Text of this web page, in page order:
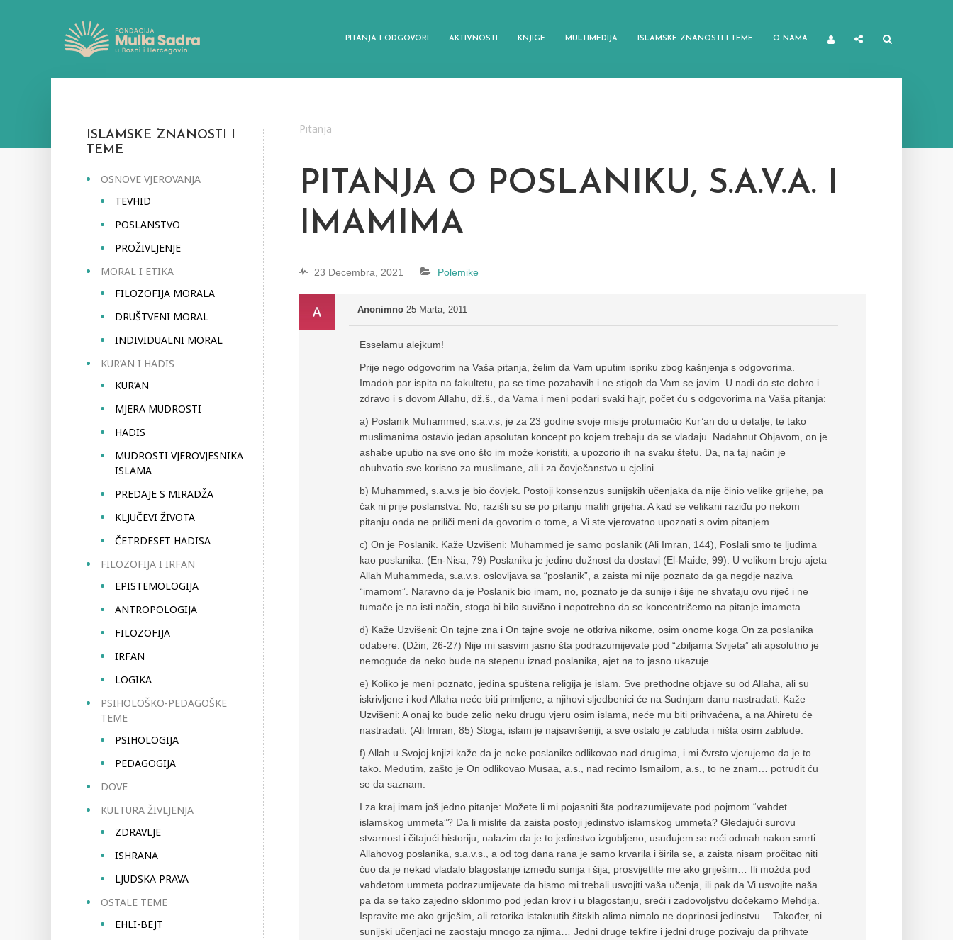
PITANJA I ODGOVORI AKTIVNOSTI KNJIGE MULTIMEDIJA ISLAMSKE ZNANOSTI I TEME O NAMA
ISLAMSKE ZNANOSTI I
TEME
OSNOVE VJEROVANJA
TEVHID
POSLANSTVO
PROŽIVLJENJE
MORAL I ETIKA
FILOZOFIJA MORALA
DRUŠTVENI MORAL
INDIVIDUALNI MORAL
KUR’AN I HADIS
KUR’AN
MJERA MUDROSTI
HADIS
MUDROSTI VJEROVJESNIKA
ISLAMA
PREDAJE S MIRADŽA
KLJUČEVI ŽIVOTA
ČETRDESET HADISA
FILOZOFIJA I IRFAN
EPISTEMOLOGIJA
ANTROPOLOGIJA
FILOZOFIJA
IRFAN
LOGIKA
PSIHOLOŠKO-PEDAGOŠKE
TEME
PSIHOLOGIJA
PEDAGOGIJA
DOVE
KULTURA ŽIVLJENJA
ZDRAVLJE
ISHRANA
LJUDSKA PRAVA
OSTALE TEME
EHLI-BEJT
Pitanja
PITANJA O POSLANIKU, S.A.V.A. I
IMAMIMA
23 Decembra, 2021 Polemike
Anonimno 25 Marta, 2011
Esselamu alejkum!
Prije nego odgovorim na Vaša pitanja, želim da Vam uputim ispriku zbog kašnjenja s odgovorima.
Imadoh par ispita na fakultetu, pa se time pozabavih i ne stigoh da Vam se javim. U nadi da ste dobro i
zdravo i s dovom Allahu, dž.š., da Vama i meni podari svaki hajr, počet ću s odgovorima na Vaša pitanja:
a) Poslanik Muhammed, s.a.v.s, je za 23 godine svoje misije protumačio Kur’an do u detalje, te tako
muslimanima ostavio jedan apsolutan koncept po kojem trebaju da se vladaju. Nadahnut Objavom, on je
ashabe uputio na sve ono što im može koristiti, a upozorio ih na svaku štetu. Da, na taj način je
obuhvatio sve korisno za muslimane, ali i za čovječanstvo u cjelini.
b) Muhammed, s.a.v.s je bio čovjek. Postoji konsenzus sunijskih učenjaka da nije činio velike grijehe, pa
čak ni prije poslanstva. No, razišli su se po pitanju malih grijeha. A kad se velikani raziđu po nekom
pitanju onda ne priliči meni da govorim o tome, a Vi ste vjerovatno upoznati s ovim pitanjem.
c) On je Poslanik. Kaže Uzvišeni: Muhammed je samo poslanik (Ali Imran, 144), Poslali smo te ljudima
kao poslanika. (En-Nisa, 79) Poslaniku je jedino dužnost da dostavi (El-Maide, 99). U velikom broju ajeta
Allah Muhammeda, s.a.v.s. oslovljava sa “poslanik”, a zaista mi nije poznato da ga negdje naziva
“imamom”. Naravno da je Poslanik bio imam, no, poznato je da sunije i šije ne shvataju ovu riječ i ne
tumače je na isti način, stoga bi bilo suvišno i nepotrebno da se koncentrišemo na pitanje imameta.
d) Kaže Uzvišeni: On tajne zna i On tajne svoje ne otkriva nikome, osim onome koga On za poslanika
odabere. (Džin, 26-27) Nije mi sasvim jasno šta podrazumijevate pod “zbiljama Svijeta” ali apsolutno je
nemoguće da neko bude na stepenu iznad poslanika, ajet na to jasno ukazuje.
e) Koliko je meni poznato, jedina spuštena religija je islam. Sve prethodne objave su od Allaha, ali su
iskrivljene i kod Allaha neće biti primljene, a njihovi sljedbenici će na Sudnjam danu nastradati. Kaže
Uzvišeni: A onaj ko bude zelio neku drugu vjeru osim islama, neće mu biti prihvaćena, a na Ahiretu će
nastradati. (Ali Imran, 85) Stoga, islam je najsavršeniji, a sve ostalo je zabluda i ništa osim zablude.
f) Allah u Svojoj knjizi kaže da je neke poslanike odlikovao nad drugima, i mi čvrsto vjerujemo da je to
tako. Međutim, zašto je On odlikovao Musaa, a.s., nad recimo Ismailom, a.s., to ne znam… potrudit ću
se da saznam.
I za kraj imam još jedno pitanje: Možete li mi pojasniti šta podrazumijevate pod pojmom “vahdet
islamskog ummeta”? Da li mislite da zaista postoji jedinstvo islamskog ummeta? Gledajući surovu
stvarnost i čitajući historiju, nalazim da je to jedinstvo izgubljeno, usuđujem se reći odmah nakon smrti
Allahovog poslanika, s.a.v.s., a od tog dana rana je samo krvarila i širila se, a zaista nisam pročitao niti
čuo da je nekad vladalo blagostanje između sunija i šija, prosvijetlite me ako griješim… Ili možda pod
vahdetom ummeta podrazumijevate da bismo mi trebali usvojiti vaša učenja, ili pak da Vi usvojite naša
pa da se tako zajedno sklonimo pod jedan krov i u blagostanju, sreći i zadovoljstvu dočekamo Mehdija.
Ispravite me ako griješim, ali retorika istaknutih šitskih alima nimalo ne doprinosi jedinstvu… Također, ni
sunijski učenjaci ne zaostaju mnogo za njima… Jedni druge tekfire i jedni druge pozivaju da prihvate